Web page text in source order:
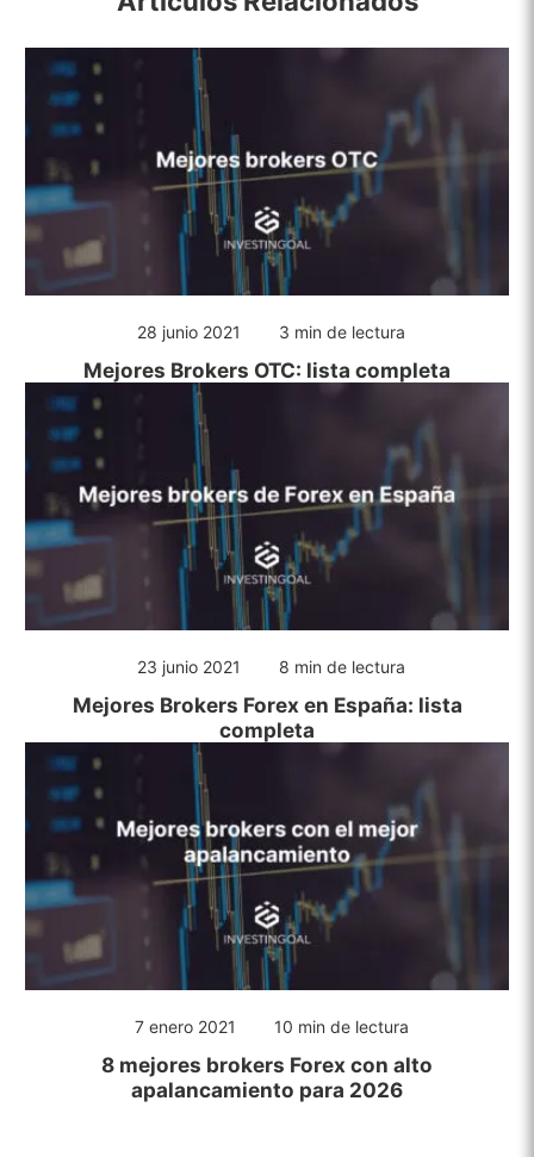
28 junio 2021 3 min de lectura
Mejores Brokers OTC: lista completa
23 junio 2021 8 min de lectura
Mejores Brokers Forex en España: lista
completa
7 enero 2021 10 min de lectura
8 mejores brokers Forex con alto
apalancamiento para 2026